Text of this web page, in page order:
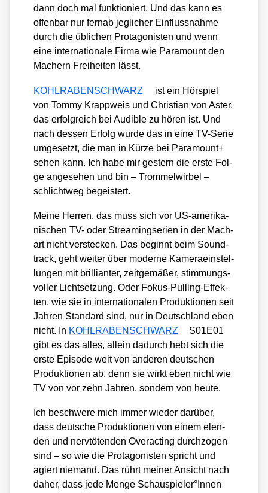
dann doch mal funk­tio­niert. Und das kann es
offen­bar nur fern­ab jeg­li­cher Ein­fluss­nah­me
durch die übli­chen Prot­ago­nis­ten und wenn
eine inter­na­tio­na­le Fir­ma wie Para­mount den
Machern Frei­hei­ten lässt.
KOHLRABENSCHWARZ
ist ein Hör­spiel
von Tom­my Krapp­weis und Chris­ti­an von Aster,
das erfolg­reich bei Audi­ble zu hören ist. Und
nach des­sen Erfolg wur­de das in eine TV-Serie
umge­setzt, die man in Kür­ze bei Para­mount+
sehen kann. Ich habe mir ges­tern die ers­te Fol­
ge ange­se­hen und bin – Trom­mel­wir­bel –
schlicht­weg begeis­tert.
Mei­ne Her­ren, das muss sich vor US-ame­ri­ka­
ni­schen TV- oder Strea­ming­se­ri­en in der Mach­
art nicht ver­ste­cken. Das beginnt beim Sound­
track, geht wei­ter über moder­ne Kame­ra­ein­stel­
lun­gen mit bril­li­an­ter, zeit­ge­mä­ßer, stim­mungs­
vol­ler Licht­set­zung. Oder Fokus-Pul­ling-Effek­
ten, wie sie in inter­na­tio­na­len Pro­duk­tio­nen seit
Jah­ren Stan­dard sind, nur in Deutsch­land eben
nicht. In KOHLRABENSCHWARZ
S01E01
gibt es das alles, allein dadurch hebt sich die
ers­te Epi­so­de weit von ande­ren deut­schen
Pro­duk­tio­nen ab, denn sie wirkt eben nicht wie
TV von vor zehn Jah­ren, son­dern von heu­te.
Ich beschwe­re mich immer wie­der dar­über,
dass deut­sche Pro­duk­tio­nen von einem elen­
den und nerv­tö­ten­den Over­ac­ting durch­zo­gen
sind – so wie die Prot­ago­nis­ten spricht und
agiert nie­mand. Das rührt mei­ner Ansicht nach
daher, dass jede Men­ge Schauspieler°Innen